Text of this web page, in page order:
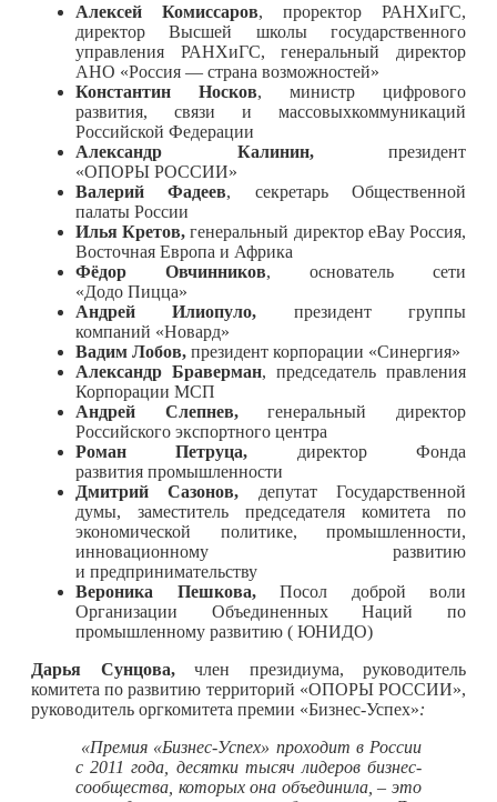
Алексей Комиссаров, проректор РАНХиГС,
директор Высшей школы государственного
управления РАНХиГС, генеральный директор
АНО «Россия — страна возможностей»
Константин Носков, министр цифрового
развития, связи и массовыхкоммуникаций
Российской Федерации
Александр Калинин,президент
«ОПОРЫ РОССИИ»
Валерий Фадеев, секретарь Общественной
палаты России
Илья Кретов, генеральный директор eBay Россия,
Восточная Европа и Африка
Фёдор Овчинников, основатель сети
«Додо Пицца»
Андрей Илиопуло, президент группы
компаний «Новард»
Вадим Лобов, президент корпорации «Синергия»
Александр Браверман, председатель правления
Корпорации МСП
Андрей Слепнев,генеральный директор
Российского экспортного центра
Роман Петруца, директор Фонда
развития промышленности
Дмитрий Сазонов, депутат Государственной
думы, заместитель председателя комитета по
экономической политике, промышленности,
инновационному развитию
и предпринимательству
Вероника Пешкова,Посол доброй воли
Организации Объединенных Наций по
промышленному развитию ( ЮНИДО)
Дарья Сунцова,член президиума, руководитель
комитета по развитию территорий «ОПОРЫ РОССИИ»,
руководитель оргкомитета премии «Бизнес-Успех»:
«Премия «Бизнес-Успех» проходит в России
с 2011 года, десятки тысяч лидеров бизнес-
сообщества, которых она объединила, – это